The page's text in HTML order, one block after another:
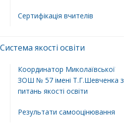
Сертифікація вчителів
Система якості освіти
Координатор Миколаївської
ЗОШ № 57 імені Т.Г.Шевченка з
питань якості освіти
Результати самооцінювання